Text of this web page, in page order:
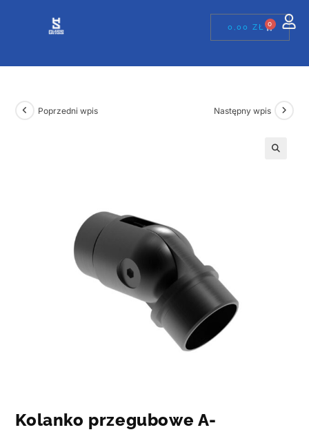
0,00ZŁ 0
Poprzedni wpis Następny wpis
Kolanko przegubowe A-